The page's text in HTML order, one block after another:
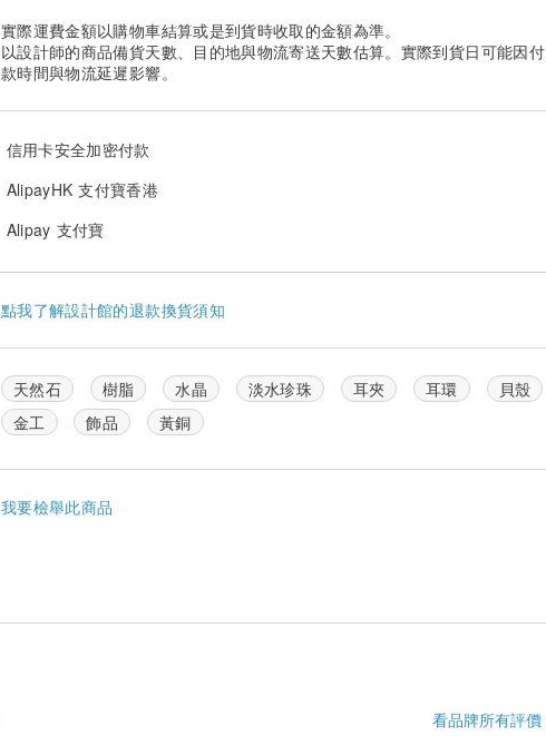
實際運費金額以購物車結算或是到貨時收取的金額為準。
以設計師的商品備貨天數、目的地與物流寄送天數估算。實際到貨日可能因付
款時間與物流延遲影響。
信用卡安全加密付款
AlipayHK 支付寶香港
Alipay 支付寶
點我了解設計館的退款換貨須知
天然石 樹脂 水晶 淡水珍珠 耳夾 耳環
貝殼
金工
飾品 黃銅
我要檢舉此商品
看品牌所有評價